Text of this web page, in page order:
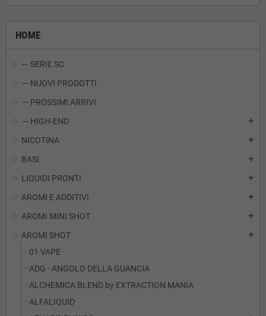
HOME
--- SERIE SC
--- NUOVI PRODOTTI
--- PROSSIMI ARRIVI
--- HIGH-END
add
NICOTINA add
BASI add
LIQUIDI PRONTI add
AROMI E ADDITIVI add
AROMI MINI SHOT add
AROMI SHOT add
01 VAPE
ADG - ANGOLO DELLA GUANCIA
ALCHEMICA BLEND by EXTRACTION MANIA
ALFALIQUID